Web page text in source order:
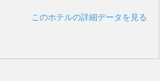
このホテルの詳細データを見る